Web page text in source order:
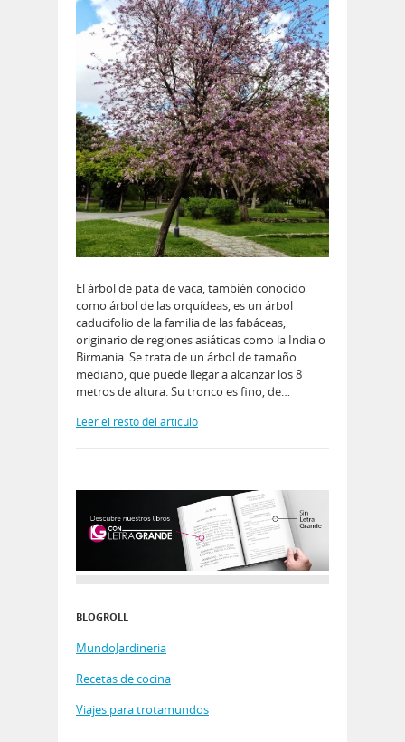
El árbol de pata de vaca, también conocido
como árbol de las orquídeas, es un árbol
caducifolio de la familia de las fabáceas,
originario de regiones asiáticas como la India o
Birmania. Se trata de un árbol de tamaño
mediano, que puede llegar a alcanzar los 8
metros de altura. Su tronco es fino, de…
Leer el resto del artículo
BLOGROLL
MundoJardineria
Recetas de cocina
Viajes para trotamundos